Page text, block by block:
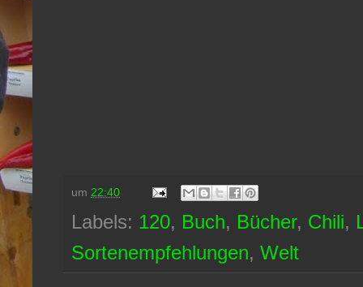
um 22:40
Labels: 120, Buch, Bücher, Chili,
Sortenempfehlungen, Welt